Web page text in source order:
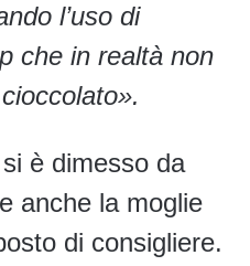
l’uso di
che in realtà non
è dimesso da
anche la moglie
di consigliere.